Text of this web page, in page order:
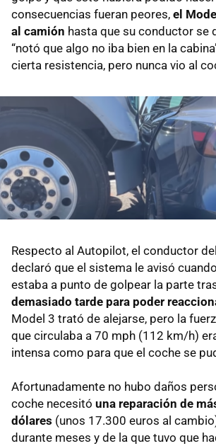
consecuencias fueran peores, el
al camión hasta que su conductor se
“notó que algo no iba bien en la
cierta resistencia, pero nunca vio al
Respecto al Autopilot, el conductor
declaró que el sistema le avisó
estaba a punto de golpear la parte
demasiado tarde para poder
Model 3 trató de alejarse, pero la
que circulaba a 70 mph (112 km/h)
intensa como para que el coche se
Afortunadamente no hubo daños
coche necesitó una reparación de
dólares (unos 17.300 euros al
durante meses y de la que tuvo que